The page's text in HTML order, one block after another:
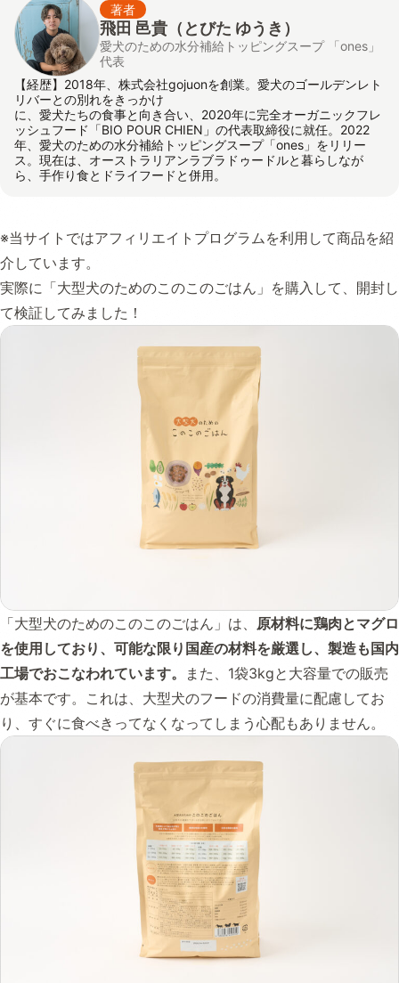
著者
飛田 邑貴 （とびた ゆうき）
愛犬のための水分補給トッピングスープ 「ones」
代表
【経歴】2018年、株式会社gojuonを創業。愛犬のゴールデンレト
リバーとの別れをきっかけ
に、愛犬たちの食事と向き合い、2020年に完全オーガニックフレ
ッシュフード「BIO POUR CHIEN」の代表取締役に就任。2022
年、愛犬のための水分補給トッピングスープ「ones」をリリー
ス。現在は、オーストラリアンラブラドゥードルと暮らしなが
ら、手作り食とドライフードと併用。
※当サイトではアフィリエイトプログラムを利用して商品を紹
介しています。
実際に「大型犬のためのこのこのごはん」を購入して、開封し
て検証してみました！
「大型犬のためのこのこのごはん」は、 原材料に鶏肉とマグロ
を使用しており、可能な限り国産の材料を厳選し、製造も国内
工場でおこなわれています。
また、1袋3kgと大容量での販売
が基本です。これは、大型犬のフードの消費量に配慮してお
り、すぐに食べきってなくなってしまう心配もありません。